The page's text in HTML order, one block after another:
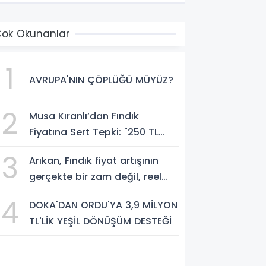
Okunanlar
1 AVRUPA'NIN ÇÖPLÜĞÜ MÜYÜZ?
2
Musa Kıranlı’dan Fındık
Fiyatına Sert Tepki: "250 TL
Koparır"
3
Arıkan, Fındık fiyat artışının
gerçekte bir zam değil, reel
savundu.
4
DOKA'DAN ORDU'YA 3,9 MİLYON
TL'LİK YEŞİL DÖNÜŞÜM DESTEĞİ